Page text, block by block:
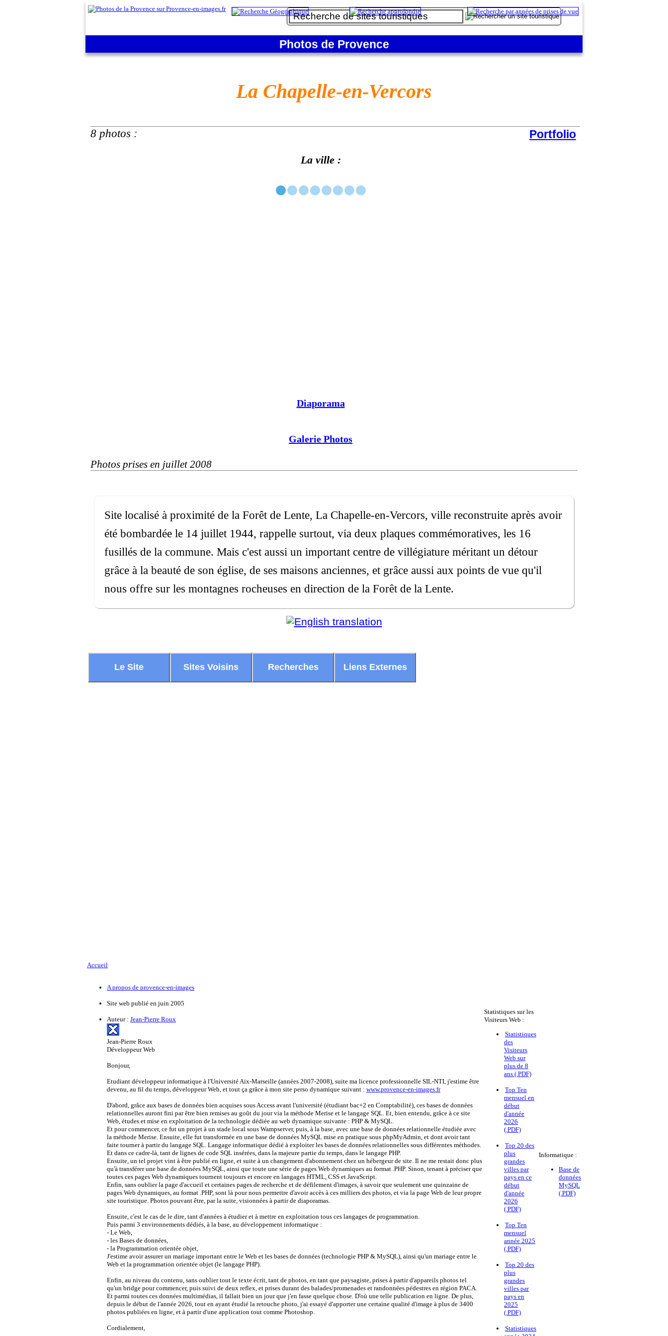
Photos de Provence
La Chapelle-en-Vercors
8 photos : Portfolio
La ville :
Diaporama
Galerie Photos
Photos prises en juillet 2008
Site localisé à proximité de la Forêt de Lente, La Chapelle-en-Vercors, ville reconstruite après avoir
été bombardée le 14 juillet 1944, rappelle surtout, via deux plaques commémoratives, les 16
fusillés de la commune. Mais c'est aussi un important centre de villégiature méritant un détour
grâce à la beauté de son église, de ses maisons anciennes, et grâce aussi aux points de vue qu'il
nous offre sur les montagnes rocheuses en direction de la Forêt de la Lente.
Le Site Sites Voisins Recherches Liens Externes
Accueil
A propos de provence-en-images
Site web publié en juin 2005
Auteur : Jean-Pierre Roux
Jean-Pierre Roux
Développeur Web
Bonjour,
Etudiant développeur informatique à l'Université Aix-Marseille (années 2007-2008), suite ma licence professionnelle SIL-NTI, j'estime être
devenu, au fil du temps, développeur Web, et tout ça grâce à mon site perso dynamique suivant : www.provence-en-images.fr
D'abord, grâce aux bases de données bien acquises sous Access avant l'université (étudiant bac+2 en Comptabilité), ces bases de données
relationnelles auront fini par être bien remises au goût du jour via la méthode Merise et le langage SQL. Et, bien entendu, grâce à ce site
Web, études et mise en exploitation de la technologie dédiée au web dynamique suivante : PHP & MySQL.
Et pour commencer, ce fut un projet à un stade local sous Wampserver, puis, à la base, avec une base de données relationnelle étudiée avec
la méthode Merise. Ensuite, elle fut transformée en une base de données MySQL mise en pratique sous phpMyAdmin, et dont avoir tant
faite tourner à partir du langage SQL. Langage informatique dédié à exploiter les bases de données relationnelles sous différentes méthodes.
Et dans ce cadre-là, tant de lignes de code SQL insérées, dans la majeure partie du temps, dans le langage PHP.
Ensuite, un tel projet vint à être publié en ligne, et suite à un changement d'abonnement chez un hébergeur de site. Il ne me restait donc plus
qu'à transférer une base de données MySQL, ainsi que toute une série de pages Web dynamiques au format .PHP. Sinon, tenant à préciser que
toutes ces pages Web dynamiques tournent toujours et encore en langages HTML, CSS et JavaScript.
Enfin, sans oublier la page d'accueil et certaines pages de recherche et de défilement d'images, à savoir que seulement une quinzaine de
pages Web dynamiques, au format .PHP, sont là pour nous permettre d'avoir accès à ces milliers des photos, et via la page Web de leur propre
site touristique. Photos pouvant être, par la suite, visionnées à partir de diaporamas.
Ensuite, c'est le cas de le dire, tant d'années à étudier et à mettre en exploitation tous ces langages de programmation.
Puis parmi 3 environnements dédiés, à la base, au développement informatique :
- Le Web,
- les Bases de données,
- la Programmation orientée objet,
J'estime avoir assurer un mariage important entre le Web et les bases de données (technologie PHP & MySQL), ainsi qu'un mariage entre le
Web et la programmation orientée objet (le langage PHP).
Enfin, au niveau du contenu, sans oublier tout le texte écrit, tant de photos, en tant que paysagiste, prises à partir d'appareils photos tel
qu'un bridge pour commencer, puis suivi de deux reflex, et prises durant des balades/promenades et randonnées pédestres en région PACA.
Et parmi toutes ces données multimédias, il fallait bien un jour que j'en fasse quelque chose. D'où une telle publication en ligne. De plus,
depuis le début de l'année 2026, tout en ayant étudié la retouche photo, j'ai essayé d'apporter une certaine qualité d'image à plus de 3400
photos publiées en ligne, et à partir d'une application tout comme Photoshop.
Cordialement,
Statistiques sur les
Visiteurs Web :
Statistiques
des
Visiteurs
Web sur
plus de 8
ans (.PDF)
Top Ten
mensuel en
début
d'année
2026
(.PDF)
Top 20 des
plus
grandes
villes par
pays en ce
début
d'année
2026
(.PDF)
Top Ten
mensuel
année 2025
(.PDF)
Top 20 des
plus
grandes
villes par
pays en
2025
(.PDF)
Statistiques
Informatique :
Base de
données
MySQL
(.PDF)